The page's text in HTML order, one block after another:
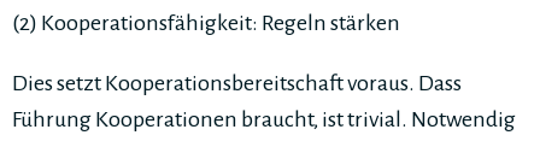
(2) Kooperationsfähigkeit: Regeln stärken
Dies setzt Kooperationsbereitschaft voraus. Dass
Führung Kooperationen braucht, ist trivial. Notwendig